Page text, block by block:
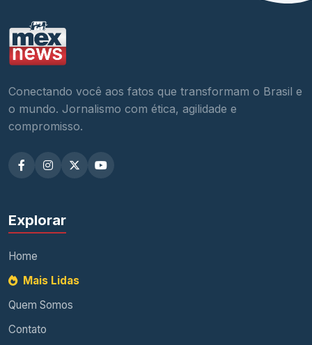
Conectando você aos fatos que transformam o Brasil e
o mundo. Jornalismo com ética, agilidade e
compromisso.
Explorar
Home
Mais Lidas
Quem Somos
Contato